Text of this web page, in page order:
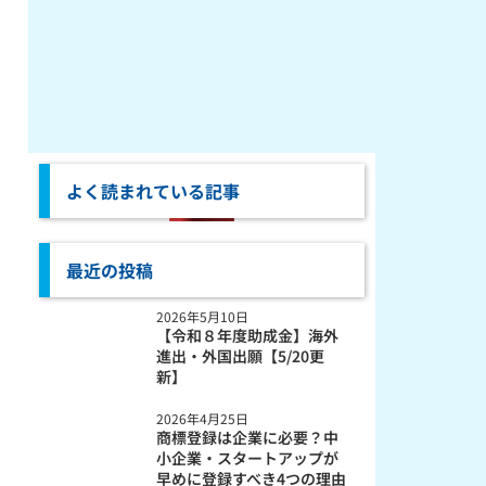
よく読まれている記事
最近の投稿
2026年5月10日
【令和８年度助成金】海外
進出・外国出願【5/20更
新】
2026年4月25日
商標登録は企業に必要？中
小企業・スタートアップが
早めに登録すべき4つの理由